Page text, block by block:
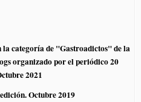
categoría de "Gastroadictos" de la
organizado por el periódico 20
2021
Octubre 2019